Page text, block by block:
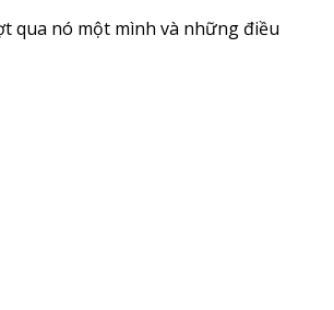
qua nó một mình và những điều